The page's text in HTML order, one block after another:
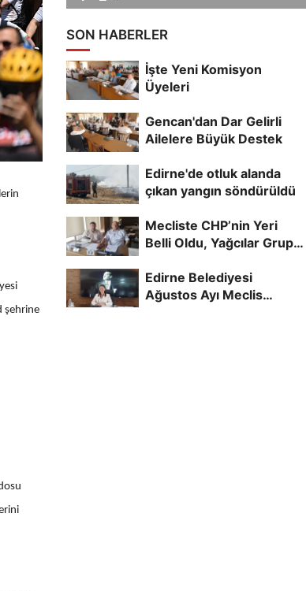
şehrine
SON HABERLER
İşte Yeni Komisyon
Üyeleri
Gencan'dan Dar Gelirli
Ailelere Büyük Destek
Edirne'de otluk alanda
çıkan yangın söndürüldü
Mecliste CHP’nin Yeri
Belli Oldu, Yağcılar Grup
Edirne Belediyesi
Ağustos Ayı Meclis